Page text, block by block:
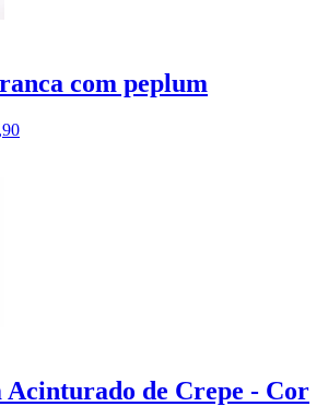
com peplum
,90
Acinturado de Crepe - Cor